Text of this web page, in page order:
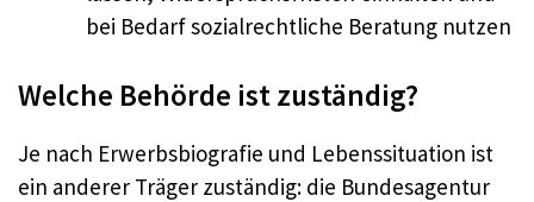
bei Bedarf sozialrechtliche Beratung nutzen
Welche Behörde ist zuständig?
Je nach Erwerbsbiografie und Lebenssituation ist
ein anderer Träger zuständig: die Bundesagentur